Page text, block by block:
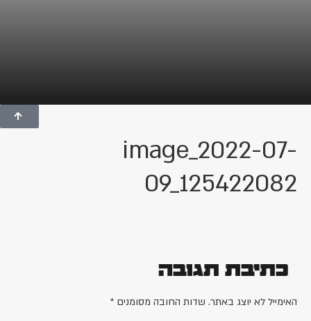
image_2022-07-
09_125422082
כתיבת תגובה
האימייל לא יוצג באתר. שדות החובה מסומנים *